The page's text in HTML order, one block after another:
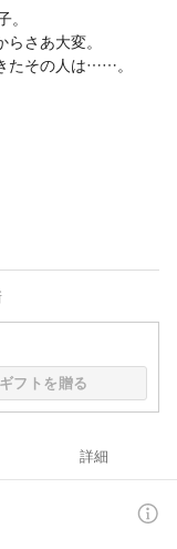
さあ大変。
たその人は……。
フトを贈る
詳細